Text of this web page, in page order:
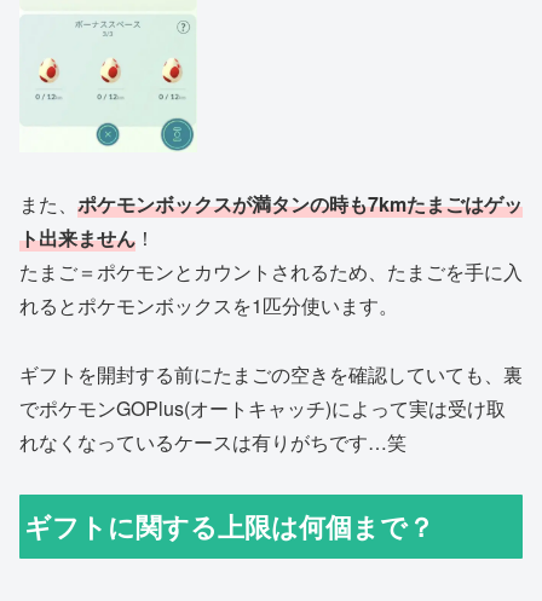
また、 ポケモンボックスが満タンの時も7kmたまごはゲッ
ト出来ません ！
たまご＝ポケモンとカウントされるため、たまごを手に入
れるとポケモンボックスを1匹分使います。
ギフトを開封する前にたまごの空きを確認していても、裏
でポケモンGOPlus(オートキャッチ)によって実は受け取
れなくなっているケースは有りがちです…笑
ギフトに関する上限は何個まで？